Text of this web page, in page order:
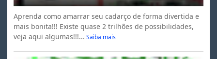
Aprenda como amarrar seu cadarço de forma divertida e
mais bonita!!! Existe quase 2 trilhões de possibilidades,
veja aqui algumas!!!... Saiba mais